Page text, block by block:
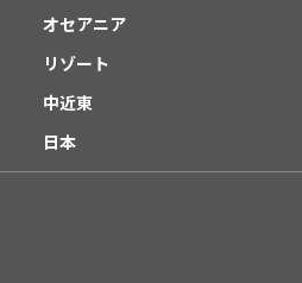
オセアニア
リゾート
中近東
日本